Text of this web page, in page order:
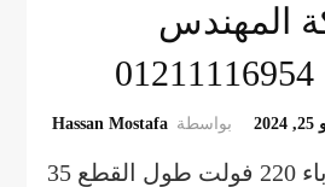
المهندس
بواسطة Hassan Mostafa
المواصفات : كهرباء 220 فولت طول القطع 35